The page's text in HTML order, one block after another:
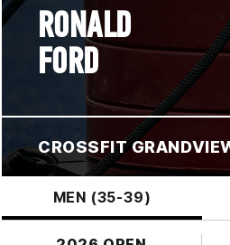
RONALD
FORD
CROSSFIT
MEN (35-39)